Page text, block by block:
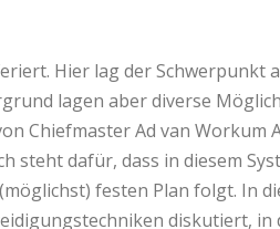
Hier lag der Schwerpunkt
lagen aber diverse
Chiefmaster Ad van Workum
steht dafür, dass in diesem
festen Plan folgt. In
diskutiert, in